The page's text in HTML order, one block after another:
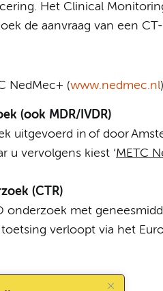
Het Clinical
de aanvraag van een
NedMec+ (www.nedmec.nl
(ook MDR/IVDR)
uitgevoerd in of door
u vervolgens kiest ‘METC
(CTR)
onderzoek met
toetsing verloopt via het